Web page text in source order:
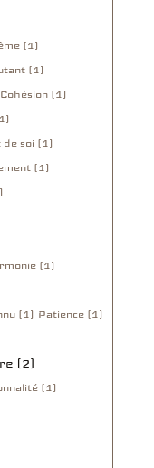
(1)
(1)
Cohésion (1)
de soi (1)
(1)
(1)
(1) Patience (1)
(2)
(1)